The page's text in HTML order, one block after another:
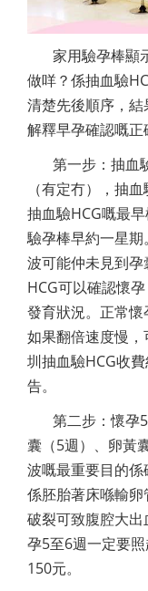
家用驗孕棒顯
做咩？係抽血驗
清楚先後順序，
解釋早孕確認嘅正
第一步：抽血
（有定冇），抽
抽血驗HCG嘅最
驗孕棒早約一星
波可能仲未見到
HCG可以確認懷
發育狀況。正常懷
如果翻倍速度慢
圳抽血驗HCG收
告。
第二步：懷孕
囊（5週）、卵黃
波嘅最重要目的
係胚胎著床喺輸
破裂可致腹腔大
孕5至6週一定要
150元。